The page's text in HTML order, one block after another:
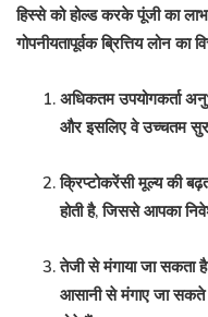
हिस्से को होल्ड करके पूंजी का
गोपनीयतापूर्वक ब्रित्तिय लोन का
अधिकतम उपयोगकर्ता
और इसलिए वे उच्चतम
क्रिप्टोकरेंसी मूल्य की
होती है, जिससे आपका
तेजी से मंगाया जा सकता
आसानी से मंगाए जा